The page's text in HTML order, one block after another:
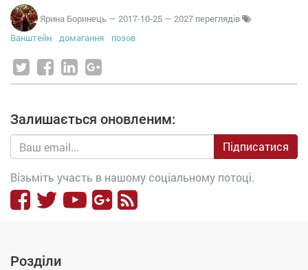
Ярина Боринець — 2017-10-25 — 2027 переглядів
Ванштейн
домагання позов
Залишається оновленим:
Підписатися
Візьміть участь в нашому соціальному потоці.
Розділи